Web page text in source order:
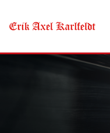
Skip to main content